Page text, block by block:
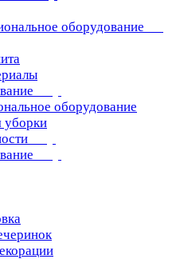
оборудование
оборудование
уборки